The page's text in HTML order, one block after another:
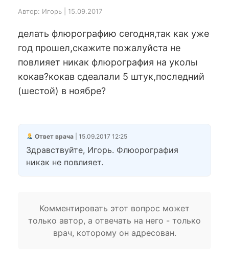
Автор: Игорь | 15.09.2017
делать флюрографию сегодня,так как уже
год прошел,скажите пожалуйста не
повлияет никак флюрография на уколы
кокав?кокав сдеалали 5 штук,последний
(шестой) в ноябре?
Ответ врача| 15.09.2017 12:25
Здравствуйте, Игорь. Флюорография
никак не повлияет.
Комментировать этот вопрос может
только автор, а отвечать на него - только
врач, которому он адресован.